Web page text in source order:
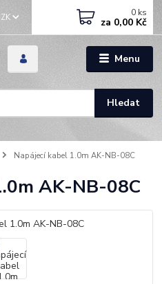
Menu
Hledat
0 ks
za 0,00 Kč
Napájecí kabel 1.0m AK-NB-08C
AK-NB-08C